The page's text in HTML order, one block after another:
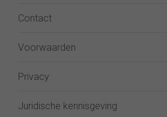
Contact
Voorwaarden
Privacy
Juridische kennisgeving